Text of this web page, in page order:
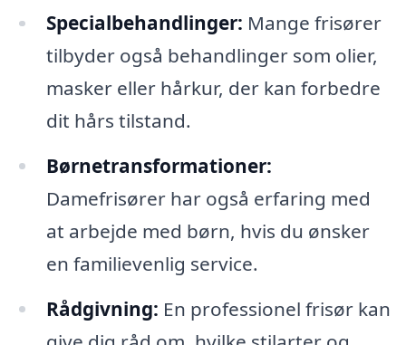
Specialbehandlinger: Mange frisører
tilbyder også behandlinger som olier,
masker eller hårkur, der kan forbedre
dit hårs tilstand.
Børnetransformationer:
Damefrisører har også erfaring med
at arbejde med børn, hvis du ønsker
en familievenlig service.
Rådgivning: En professionel frisør kan